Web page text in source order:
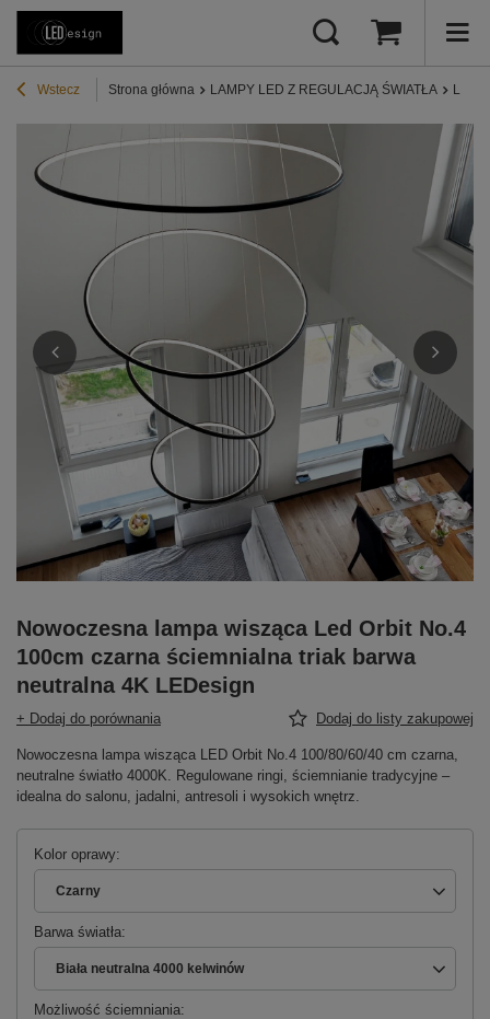
Wstecz Strona główna LAMPY LED Z REGULACJĄ ŚWIATŁA
Nowoczesna lampa wisząca Led Orbit No.4
100cm czarna ściemnialna triak barwa
neutralna 4K LEDesign
+ Dodaj do porównania Dodaj do listy zakupowej
Nowoczesna lampa wisząca LED Orbit No.4 100/80/60/40 cm czarna,
neutralne światło 4000K. Regulowane ringi, ściemnianie tradycyjne –
idealna do salonu, jadalni, antresoli i wysokich wnętrz.
Kolor oprawy
Czarny
Barwa światła
Biała neutralna 4000 kelwinów
Możliwość ściemniania